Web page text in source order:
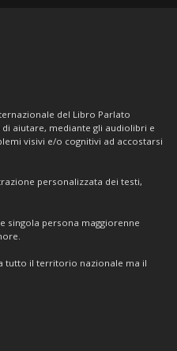
del Libro Parlato
aiutare, mediante gli audiolibri e
visivi e/o cognitivi ad accostarsi
personalizzata dei testi,
singola persona maggiorenne
tutto il territorio nazionale ma il